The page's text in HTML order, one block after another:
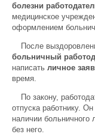
болезни
медицинское
оформлением
После
больничный
написать личное
время.
По закону,
отпуска работнику.
наличии больничного
без него.